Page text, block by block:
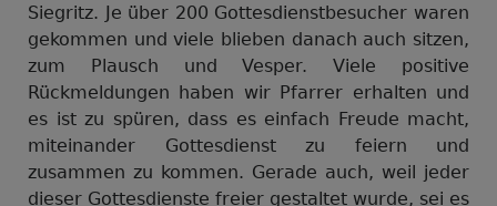
Siegritz. Je über 200 Gottesdienstbesucher waren
gekommen und viele blieben danach auch sitzen,
zum Plausch und Vesper. Viele positive
Rückmeldungen haben wir Pfarrer erhalten und
es ist zu spüren, dass es einfach Freude macht,
miteinander Gottesdienst zu feiern und
zusammen zu kommen. Gerade auch, weil jeder
dieser Gottesdienste freier gestaltet wurde, sei es